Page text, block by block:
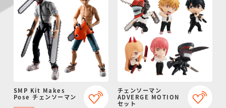
SMP Kit Makes
Pose チェンソーマン
チェンソーマン
ADVERGE MOTION
セット